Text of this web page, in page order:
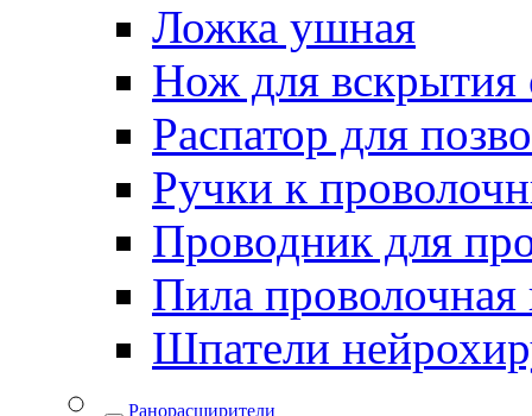
Ложка ушная
Нож для вскрытия
Распатор для
Ручки к
Проводник для
Пила проволочная
Шпатели
Ранорасширители